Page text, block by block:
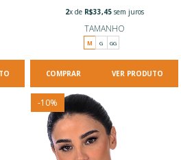
2x de R$33,45sem juros
TAMANHO
M G GG
VER PRODUTO
-10%